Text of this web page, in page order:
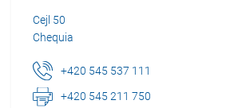
Cejl 50
Chequia
+420 545 537 111
+420 545 211 750